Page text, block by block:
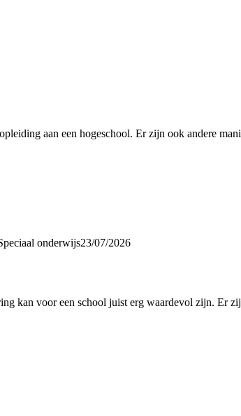
aan een hogeschool. Er zijn ook andere
onderwijs23/07/2026
kan voor een school juist erg waardevol zijn. Er